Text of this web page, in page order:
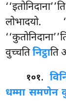
लोभादयो.
वुच्चतिनिट्ठाति
१०१.
धम्मा समणेन